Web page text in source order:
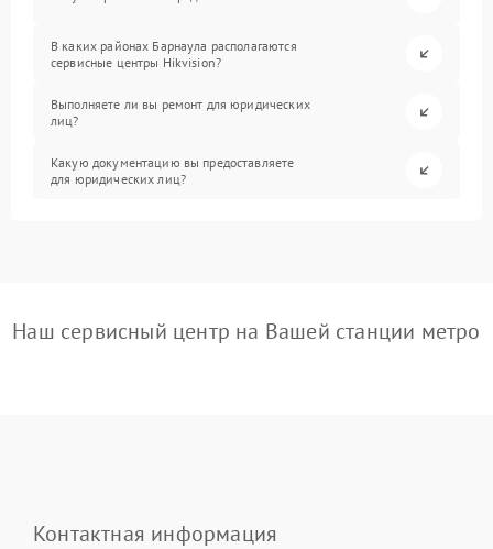
В каких районах Барнаула располагаются
сервисные центры Hikvision?
Выполняете ли вы ремонт для юридических
лиц?
Какую документацию вы предоставляете
для юридических лиц?
Наш сервисный центр на Вашей станции метро
Контактная информация